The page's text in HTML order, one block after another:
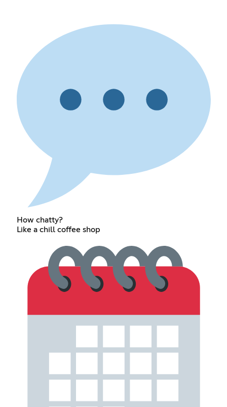
How chatty?
Like a chill coffee shop